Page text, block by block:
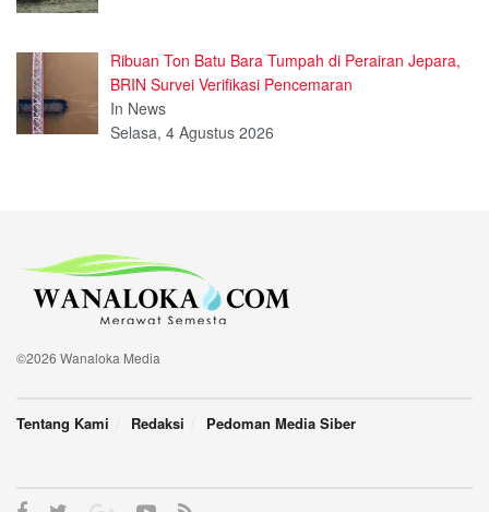
Ribuan Ton Batu Bara Tumpah di Perairan Jepara,
BRIN Survei Verifikasi Pencemaran
In News
Selasa, 4 Agustus 2026
©2026 Wanaloka Media
Tentang Kami Redaksi Pedoman Media Siber